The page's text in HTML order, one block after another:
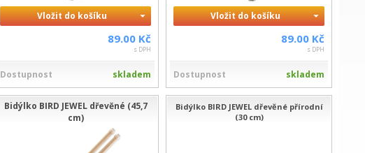
Vložit do košíku
89.00 Kč
s DPH
Dostupnost skladem
Vložit do košíku
89.00 Kč
s DPH
Dostupnost skladem
Bidýlko BIRD JEWEL dřevěné (45,7
cm)
Bidýlko BIRD JEWEL dřevěné přírodní
(30 cm)